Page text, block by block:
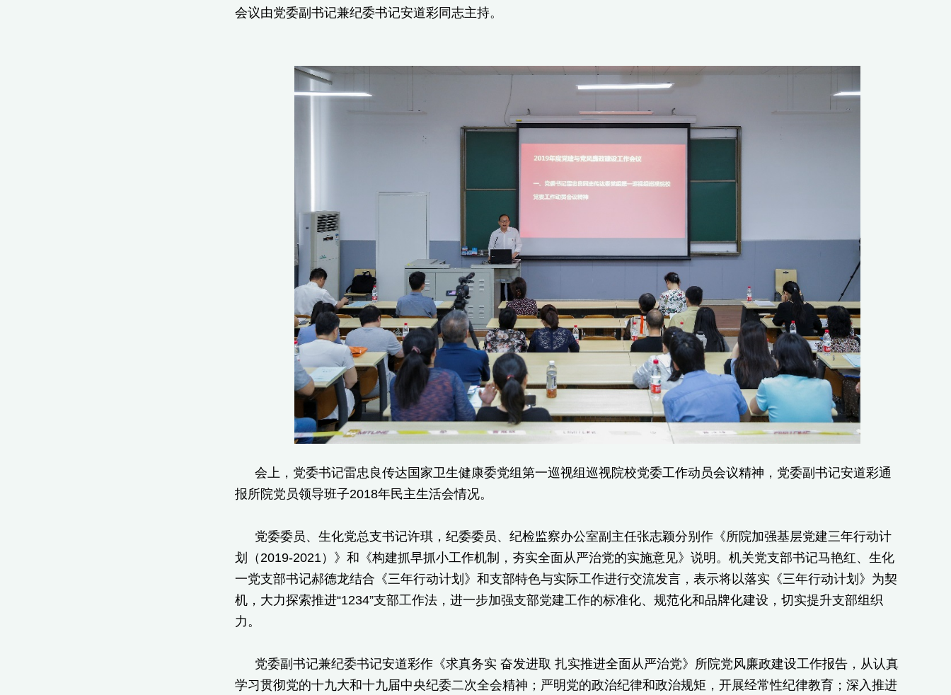
会议由党委副书记兼纪委书记安道彩同志主持。
会上，党委书记雷忠良传达国家卫生健康委党组第一巡视组巡视院校党委工作动员会议精神，党委副书记安道彩通
报所院党员领导班子2018年民主生活会情况。
党委委员、生化党总支书记许琪，纪委委员、纪检监察办公室副主任张志颖分别作《所院加强基层党建三年行动计
划（2019-2021）》和《构建抓早抓小工作机制，夯实全面从严治党的实施意见》说明。机关党支部书记马艳红、生化
一党支部书记郝德龙结合《三年行动计划》和支部特色与实际工作进行交流发言，表示将以落实《三年行动计划》为契
机，大力探索推进“1234”支部工作法，进一步加强支部党建工作的标准化、规范化和品牌化建设，切实提升支部组织
力。
党委副书记兼纪委书记安道彩作《求真务实 奋发进取 扎实推进全面从严治党》所院党风廉政建设工作报告，从认真
学习贯彻党的十九大和十九届中央纪委二次全会精神；严明党的政治纪律和政治规矩，开展经常性纪律教育；深入推进